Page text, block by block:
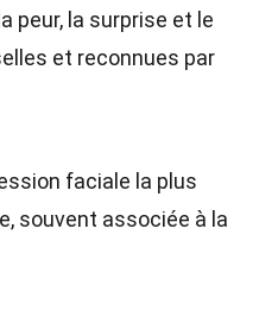
peur, la surprise et le
et reconnues par
faciale la plus
souvent associée à la